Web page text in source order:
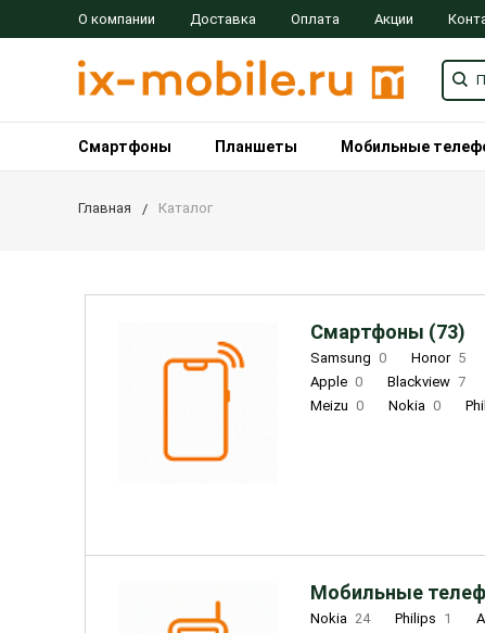
О компании Доставка Оплата Акции
Смартфоны Планшеты Мобильные
Главная Каталог
Смартфоны (73)
Samsung 0 Honor 5
Apple 0 Blackview 7
Meizu 0 Nokia 0
Мобильные
Nokia 24 Philips 1